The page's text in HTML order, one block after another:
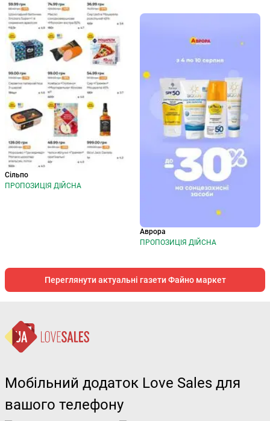
Сільпо
ПРОПОЗИЦІЯ ДІЙСНА
Аврора
ПРОПОЗИЦІЯ ДІЙСНА
Переглянути актуальні газети Файно маркет
Мобільний додаток Love Sales для
вашого телефону